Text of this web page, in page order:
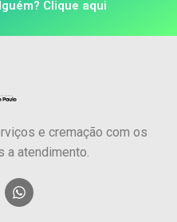
Clique aqui
e cremação com os
a atendimento.